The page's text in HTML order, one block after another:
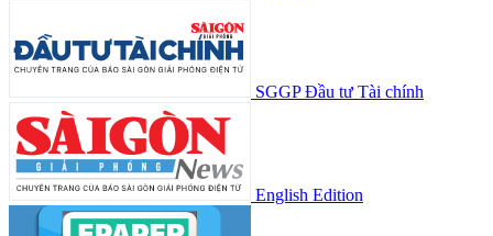
SGGP Đầu tư Tài chính
English Edition